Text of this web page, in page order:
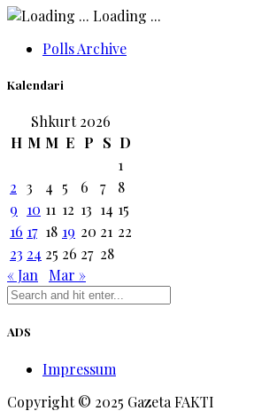
Loading ...
Polls Archive
Kalendari
Shkurt 2026
H M M E P S D
1
2 3 4 5 6 7
8
9 10 11 12 13 14 15
16 17 18 19 20 21 22
23 24 25 26 27 28
« Jan
Mar »
ADS
Impressum
Copyright © 2025 Gazeta FAKTI